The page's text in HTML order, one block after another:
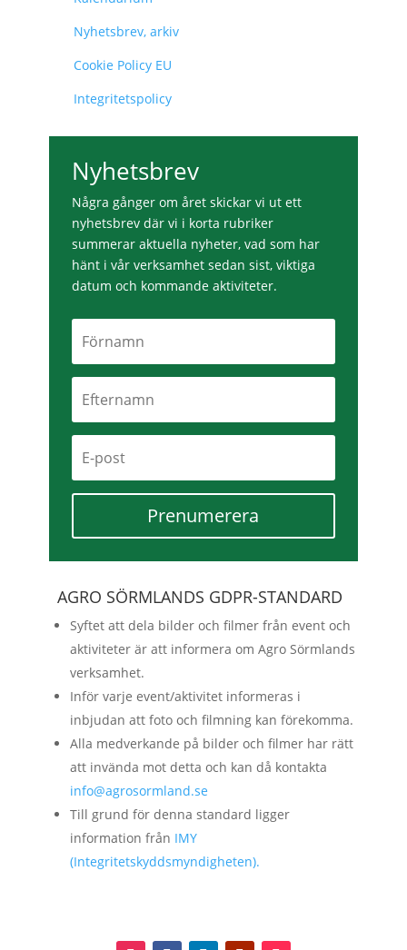
Nyhetsbrev, arkiv
Cookie Policy EU
Integritetspolicy
Nyhetsbrev
Några gånger om året skickar vi ut ett
nyhetsbrev där vi i korta rubriker
summerar aktuella nyheter, vad som har
hänt i vår verksamhet sedan sist, viktiga
datum och kommande aktiviteter.
Prenumerera
AGRO SÖRMLANDS GDPR-STANDARD
Syftet att dela bilder och filmer från event och
aktiviteter är att informera om Agro Sörmlands
verksamhet.
Inför varje event/aktivitet informeras i
inbjudan att foto och filmning kan förekomma.
Alla medverkande på bilder och filmer har rätt
att invända mot detta och kan då kontakta
info@agrosormland.se
Till grund för denna standard ligger
information från IMY
(Integritetskyddsmyndigheten).